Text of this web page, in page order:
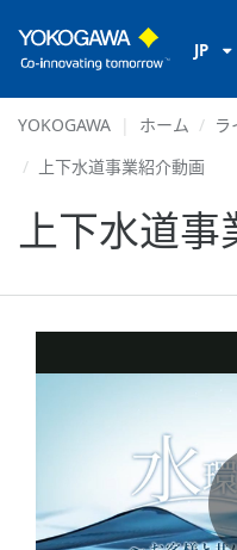
JP
YOKOGAWA ホーム ラ
上下水道事業紹介動画
上下水道事